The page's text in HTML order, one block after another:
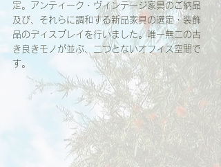
定。アンティーク・ヴィンテージ家具のご納品
及び、それらに調和する新品家具の選定・装飾
品のディスプレイを行いました。唯一無二の古
き良きモノが並ぶ、二つとないオフィス空間で
す。